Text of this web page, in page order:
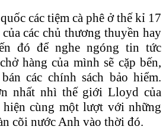
các tiệm cà phê ở thế kỉ 17
các chủ thương thuyền hay
đó để nghe ngóng tin tức
hàng của mình sẽ cặp bến,
các chính sách bảo hiểm.
nhất nhì thế giới Lloyd của
cùng một lượt với những
cõi nước Anh vào thời đó.